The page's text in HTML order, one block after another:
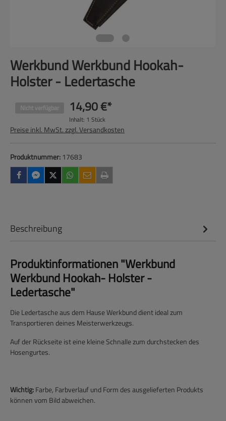
Werkbund Werkbund Hookah-
Holster - Ledertasche
Nicht verfügbar 14,90 €*
Inhalt: 1 Stück
Preise inkl. MwSt. zzgl. Versandkosten
Produktnummer: 17683
Beschreibung
Produktinformationen "Werkbund
Werkbund Hookah- Holster -
Ledertasche"
Die Ledertasche aus dem Hause Werkbund dient ideal zum
Transportieren deines Meisterwerkzeugs.
Auf der Rückseite ist eine kleine Schnalle zum durchstecken des
Hosengurtes.
Wichtig:Farbe, Farbverlauf und Form des ausgelieferten Produkts
können vom Bild abweichen.